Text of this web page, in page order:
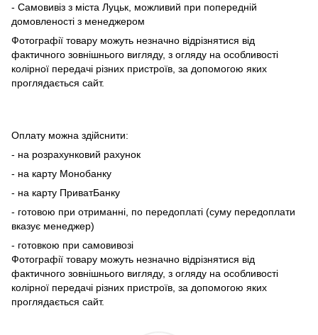
- Самовивіз з міста Луцьк, можливий при попередній
домовленості з менеджером
Фотографії товару можуть незначно відрізнятися від
фактичного зовнішнього вигляду, з огляду на особливості
колірної передачі різних пристроїв, за допомогою яких
проглядається сайт.
Оплату можна здійснити:
- на розрахунковий рахунок
- на карту Монобанку
- на карту ПриватБанку
- готовою при отриманні, по передоплаті (суму передоплати
вказує менеджер)
- готовкою при самовивозі
Фотографії товару можуть незначно відрізнятися від
фактичного зовнішнього вигляду, з огляду на особливості
колірної передачі різних пристроїв, за допомогою яких
проглядається сайт.